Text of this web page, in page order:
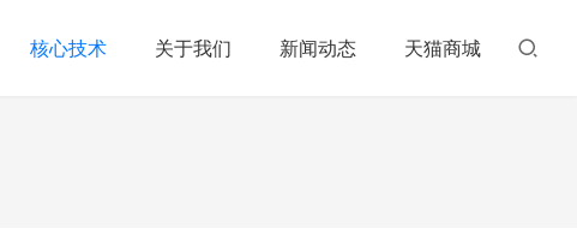
核心技术 关于我们 新闻动态 天猫商城